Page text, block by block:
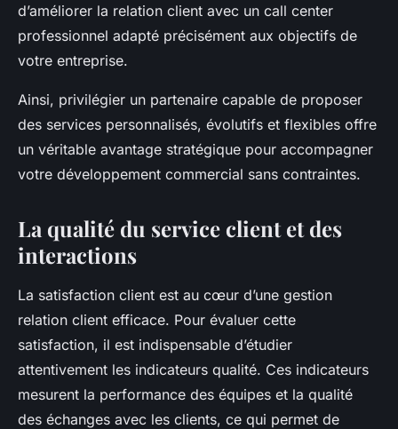
d’améliorer la relation client avec un call center
professionnel adapté précisément aux objectifs de
votre entreprise.
Ainsi, privilégier un partenaire capable de proposer
des services personnalisés, évolutifs et flexibles offre
un véritable avantage stratégique pour accompagner
votre développement commercial sans contraintes.
La qualité du service client et des
interactions
La satisfaction client est au cœur d’une gestion
relation client efficace. Pour évaluer cette
satisfaction, il est indispensable d’étudier
attentivement les indicateurs qualité. Ces indicateurs
mesurent la performance des équipes et la qualité
des échanges avec les clients, ce qui permet de